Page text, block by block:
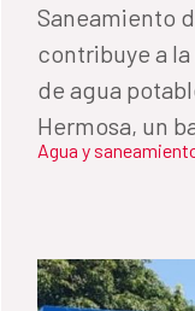
Saneamiento
contribuye a
de agua
Hermosa, un
suroeste de
Agua y